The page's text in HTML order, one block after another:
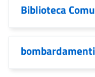
Biblioteca
bombardamenti